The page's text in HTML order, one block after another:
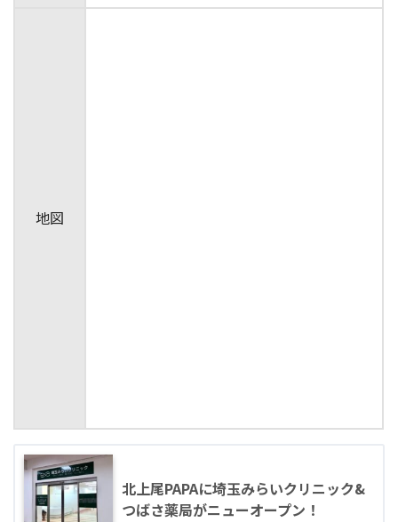
地図
北上尾PAPAに埼玉みらいクリニック&
つばさ薬局がニューオープン！